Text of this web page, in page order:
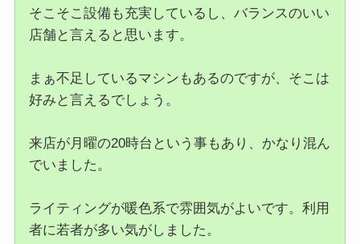
そこそこ設備も充実しているし、バランスのいい
店舗と言えると思います。
まぁ不足しているマシンもあるのですが、そこは
好みと言えるでしょう。
来店が月曜の20時台という事もあり、かなり混ん
でいました。
ライティングが暖色系で雰囲気がよいです。利用
者に若者が多い気がしました。